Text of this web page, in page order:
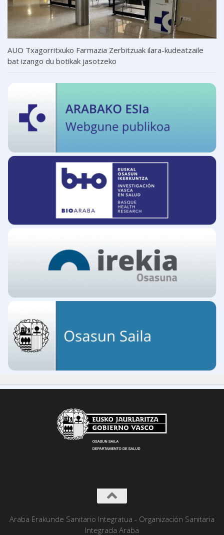
AUO Txagorritxuko Farmazia Zerbitzuak ilara-kudeatzaile
bat izango du botikak jasotzeko
Araba Erakunde Sanitario Integratua - Organización Sanitaria
Integrada Araba